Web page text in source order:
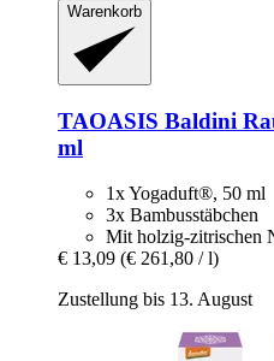
Warenkorb
TAOASIS Baldini
ml
1x Yogaduft®, 50 ml
3x Bambusstäbchen
Mit holzig-zitrischen
€ 13,09 (€ 261,80 / l)
Zustellung bis 13. August